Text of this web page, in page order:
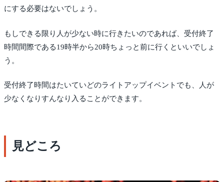
にする必要はないでしょう。
もしできる限り人が少ない時に行きたいのであれば、受付終了
時間間際である19時半から20時ちょっと前に行くといいでしょ
う。
受付終了時間はたいていどのライトアップイベントでも、人が
少なくなりすんなり入ることができます。
見どころ